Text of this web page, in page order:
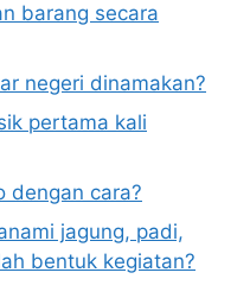
barang secara
negeri dinamakan?
pertama kali
dengan cara?
jagung, padi,
bentuk kegiatan?